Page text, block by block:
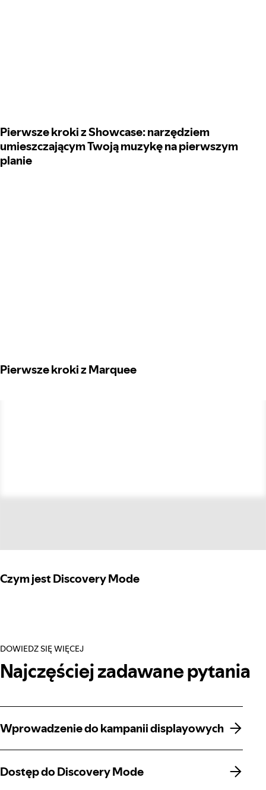
Pierwsze kroki z Showcase: narzędziem
umieszczającym Twoją muzykę na pierwszym
planie
Pierwsze kroki z Marquee
Czym jest Discovery Mode
DOWIEDZ SIĘ WIĘCEJ
Najczęściej zadawane pytania
Wprowadzenie do kampanii displayowych
Wprowadzenie do kampanii displayowych
Dostęp do Discovery Mode
Dostęp do Discovery Mode